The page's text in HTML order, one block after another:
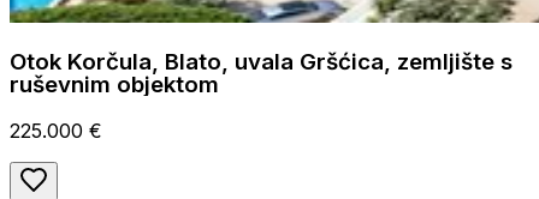
Otok Korčula, Blato, uvala Gršćica, zemljište s
ruševnim objektom
225.000 €